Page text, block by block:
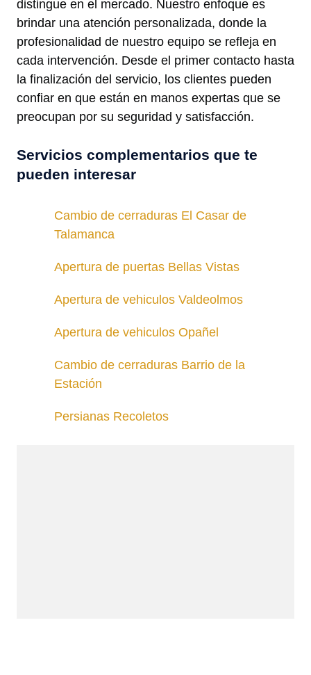
distingue en el mercado. Nuestro enfoque es
brindar una atención personalizada, donde la
profesionalidad de nuestro equipo se refleja en
cada intervención. Desde el primer contacto hasta
la finalización del servicio, los clientes pueden
confiar en que están en manos expertas que se
preocupan por su seguridad y satisfacción.
Servicios complementarios que te
pueden interesar
Cambio de cerraduras El Casar de
Talamanca
Apertura de puertas Bellas Vistas
Apertura de vehiculos Valdeolmos
Apertura de vehiculos Opañel
Cambio de cerraduras Barrio de la
Estación
Persianas Recoletos